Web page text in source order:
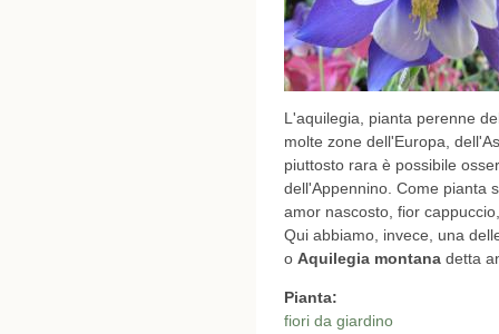
L'aquilegia, pianta perenne
molte zone dell'Europa,
piuttosto rara è possibile
dell'Appennino. Come pianta
amor nascosto, fior
Qui abbiamo, invece, una
o Aquilegia montana detta
Pianta:
fiori da giardino